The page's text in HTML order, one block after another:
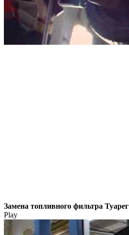
Замена топливного фильтра Туарег
Play